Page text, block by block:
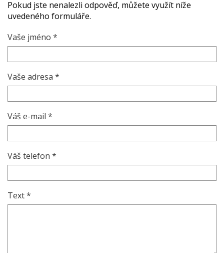
Pokud jste nenalezli odpověď, můžete využít níže
uvedeného formuláře.
Vaše jméno *
Vaše adresa *
Váš e-mail *
Váš telefon *
Text *